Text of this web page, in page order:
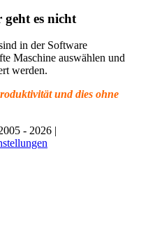
es nicht
in der Software
Maschine auswählen und
werden.
und dies ohne
- 2026 |